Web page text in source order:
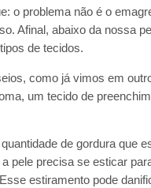
o problema não é o
Afinal, abaixo da nossa
de tecidos.
como já vimos em
um tecido de
de gordura que
a pele precisa se esticar
estiramento pode